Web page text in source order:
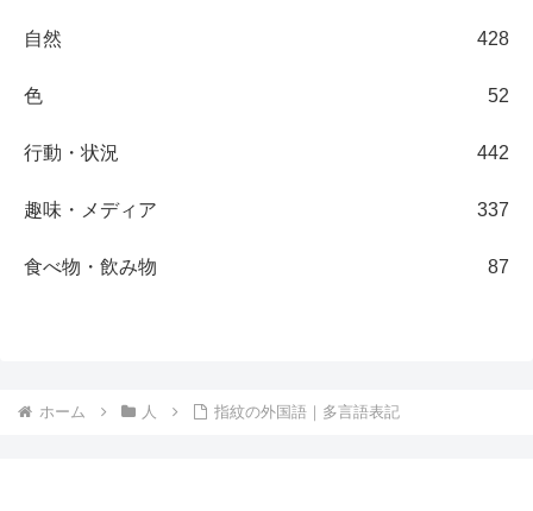
自然 428
色 52
行動・状況 442
趣味・メディア 337
食べ物・飲み物 87
ホーム 人 指紋の外国語｜多言語表記